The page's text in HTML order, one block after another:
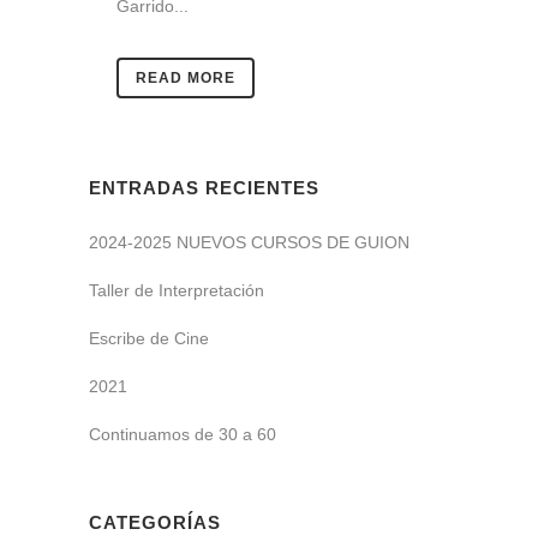
Garrido...
READ MORE
ENTRADAS RECIENTES
2024-2025 NUEVOS CURSOS DE GUION
Taller de Interpretación
Escribe de Cine
2021
Continuamos de 30 a 60
CATEGORÍAS